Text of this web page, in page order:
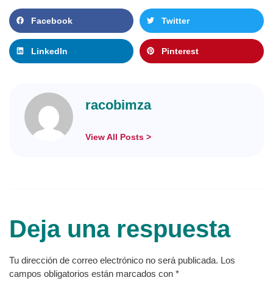
Facebook Twitter
LinkedIn Pinterest
racobimza
View All Posts >
Deja una respuesta
Tu dirección de correo electrónico no será publicada. Los
campos obligatorios están marcados con *